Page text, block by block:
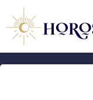
indhold